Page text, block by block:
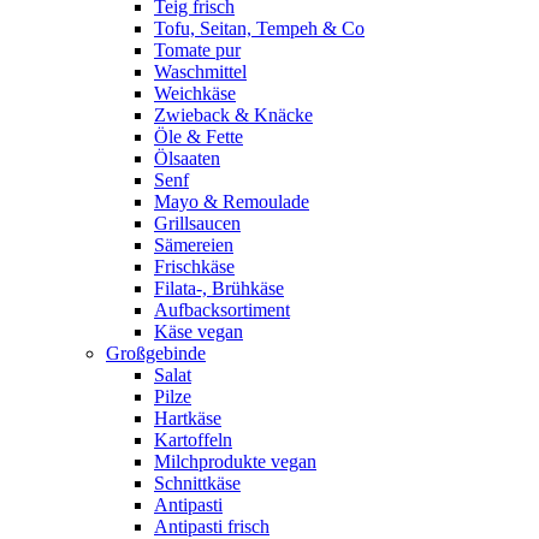
Teig frisch
Tofu, Seitan, Tempeh & Co
Tomate pur
Waschmittel
Weichkäse
Zwieback & Knäcke
Öle & Fette
Ölsaaten
Senf
Mayo & Remoulade
Grillsaucen
Sämereien
Frischkäse
Filata-, Brühkäse
Aufbacksortiment
Käse vegan
Großgebinde
Salat
Pilze
Hartkäse
Kartoffeln
Milchprodukte vegan
Schnittkäse
Antipasti
Antipasti frisch